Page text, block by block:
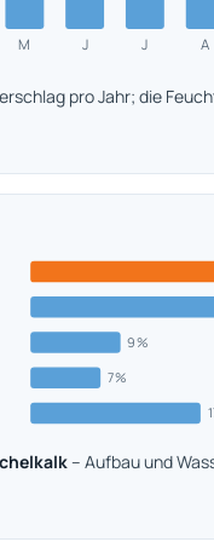
M J J A
pro Jahr; die
9 %
7 %
– Aufbau und